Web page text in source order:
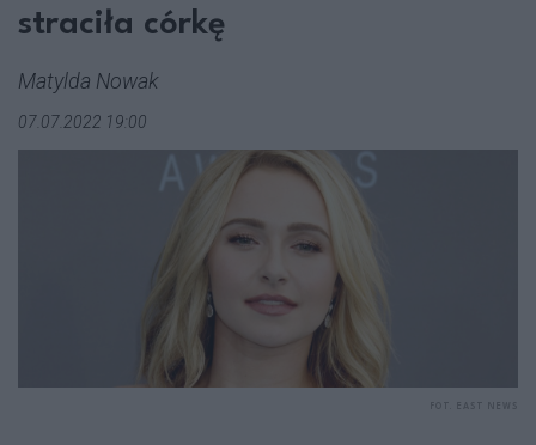
straciła córkę
Matylda Nowak
07.07.2022 19:00